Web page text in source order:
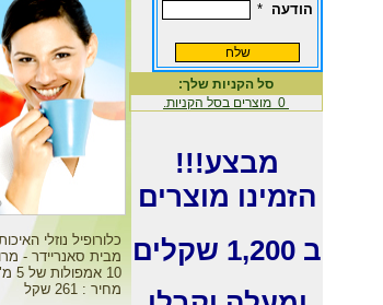
הודעה *
סל הקניות שלך:
0 מוצרים בסל הקניות.
מבצע!!!
הזמינו מוצרים
ב 1,200 שקלים
כלורופיל נוזלי
מבית סאנריידר -
מחיר : 261 שקל